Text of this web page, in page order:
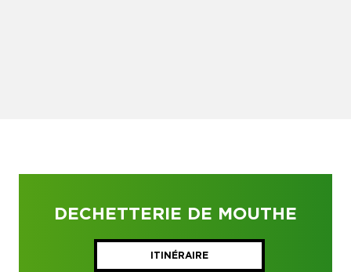
DECHETTERIE DE MOUTHE
ITINÉRAIRE